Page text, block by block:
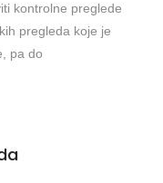
kontrolne preglede
pregleda koje je
pa do